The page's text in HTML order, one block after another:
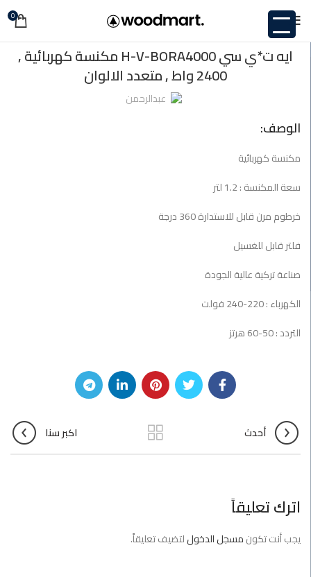
0 غير مصنف
ايه ت*ي سي H-V-BORA4000 مكنسة كهربائية ,
2400 واط , متعدد الالوان
عبدالرحمن
الوصف:
مكنسة كهربائية
سعة المكنسة : 1.2 لتر
خرطوم مرن قابل للاستدارة 360 درجة
فلتر قابل للغسيل
صناعة تركية عالية الجودة
الكهرباء : 220-240 فولت
التردد : 50-60 هرتز
أحدث اكبر سنا
اترك تعليقاً
يجب أنت تكونمسجل الدخوللتضيف تعليقاً.